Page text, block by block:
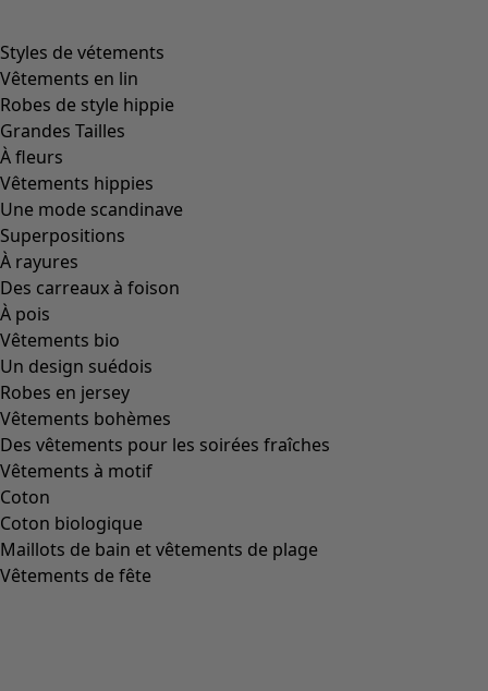
Styles de vétements
Vêtements en lin
Robes de style hippie
Grandes Tailles
À fleurs
Vêtements hippies
Une mode scandinave
Superpositions
À rayures
Des carreaux à foison
À pois
Vêtements bio
Un design suédois
Robes en jersey
Vêtements bohèmes
Des vêtements pour les soirées fraîches
Vêtements à motif
Coton
Coton biologique
Maillots de bain et vêtements de plage
Vêtements de fête